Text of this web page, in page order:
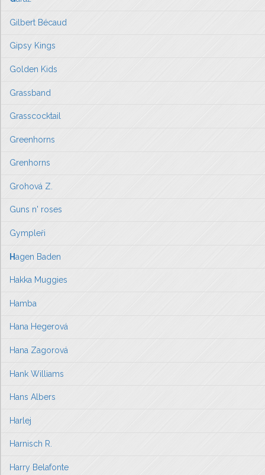
Gilbert Bécaud
Gipsy Kings
Golden Kids
Grassband
Grasscocktail
Greenhorns
Grenhorns
Grohová Z.
Guns n' roses
Gympleři
Hagen Baden
Hakka Muggies
Hamba
Hana Hegerová
Hana Zagorová
Hank Williams
Hans Albers
Harlej
Harnisch R.
Harry Belafonte